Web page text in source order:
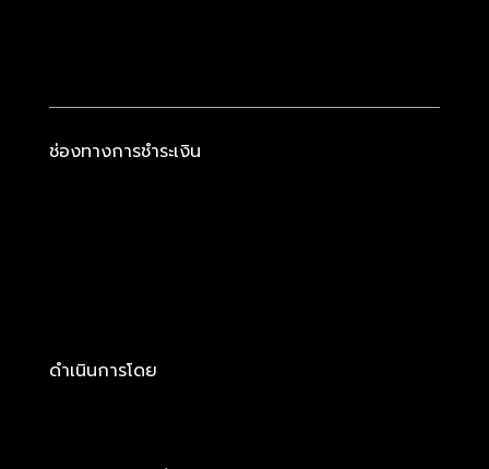
ช่องทางการชำระเงิน
ดำเนินการโดย